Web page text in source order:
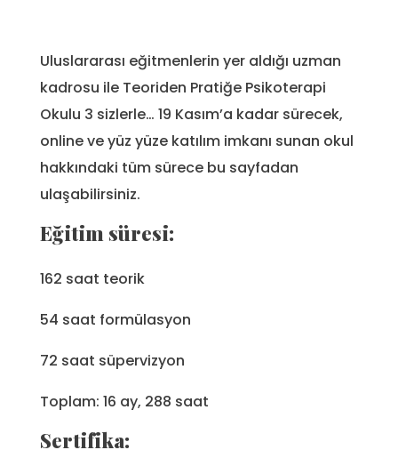
Uluslararası eğitmenlerin yer aldığı uzman
kadrosu ile Teoriden Pratiğe Psikoterapi
Okulu 3 sizlerle… 19 Kasım’a kadar sürecek,
online ve yüz yüze katılım imkanı sunan okul
hakkındaki tüm sürece bu sayfadan
ulaşabilirsiniz.
Eğitim süresi:
162 saat teorik
54 saat formülasyon
72 saat süpervizyon
Toplam: 16 ay, 288 saat
Sertifika: